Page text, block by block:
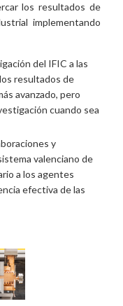
los resultados de
implementando
del IFIC a las
resultados de
avanzado, pero
cuando sea
y
valenciano de
a los agentes
efectiva de las